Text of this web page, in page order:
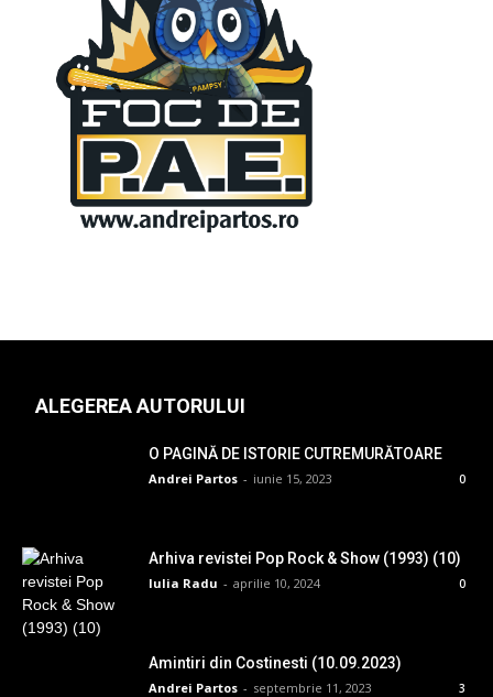
ALEGEREA AUTORULUI
O PAGINĂ DE ISTORIE CUTREMURĂTOARE
Andrei Partos - iunie 15, 2023 0
Arhiva revistei Pop Rock & Show (1993) (10)
Iulia Radu - aprilie 10, 2024 0
Amintiri din Costinesti (10.09.2023)
Andrei Partos - septembrie 11, 2023 3